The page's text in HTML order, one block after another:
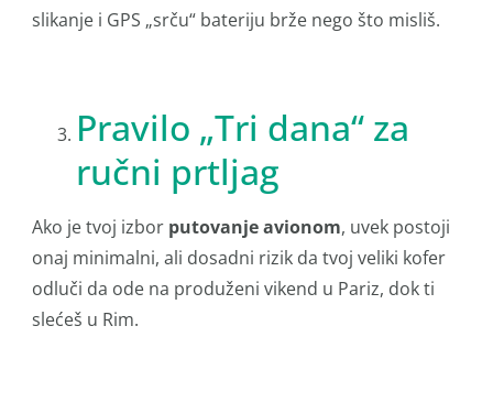
slikanje i GPS „srču“ bateriju brže nego što misliš.
Pravilo „Tri dana“ za
ručni prtljag
Ako je tvoj izbor putovanje avionom, uvek postoji
onaj minimalni, ali dosadni rizik da tvoj veliki kofer
odluči da ode na produženi vikend u Pariz, dok ti
slećeš u Rim.